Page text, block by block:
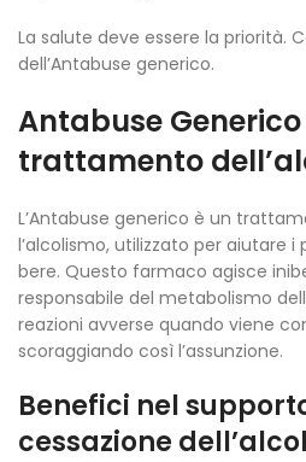
La salute deve essere la priorità.
dell’Antabuse generico.
Antabuse
trattamento
L’Antabuse generico è un
l’alcolismo, utilizzato per aiutare
bere. Questo farmaco agisce
responsabile del metabolismo
reazioni avverse quando viene
scoraggiando così l’assunzione.
Benefici nel
cessazione dell’alcol